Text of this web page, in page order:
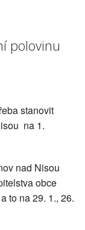
polovinu
stanovit
na 1.
nad Nisou
obce
to na 29. 1., 26.